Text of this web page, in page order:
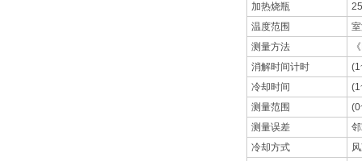
加热烧瓶
温度范围
测量方法
消解时间计时
冷却时间
测量范围
测量误差
冷却方式